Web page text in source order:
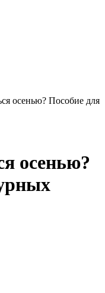
осенью? Пособие для
осенью?